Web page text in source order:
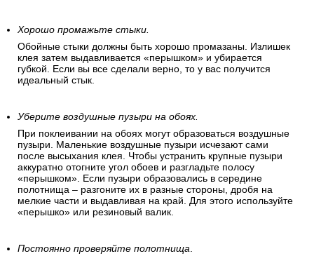
Хорошо промажьте стыки.
Обойные стыки должны быть хорошо промазаны. Излишек
клея затем выдавливается «перышком» и убирается
губкой. Если вы все сделали верно, то у вас получится
идеальный стык.
Уберите воздушные пузыри на обоях.
При поклеивании на обоях могут образоваться воздушные
пузыри. Маленькие воздушные пузыри исчезают сами
после высыхания клея. Чтобы устранить крупные пузыри
аккуратно отогните угол обоев и разгладьте полосу
«перышком». Если пузыри образовались в середине
полотнища – разгоните их в разные стороны, дробя на
мелкие части и выдавливая на край. Для этого используйте
«перышко» или резиновый валик.
Постоянно проверяйте полотнища.